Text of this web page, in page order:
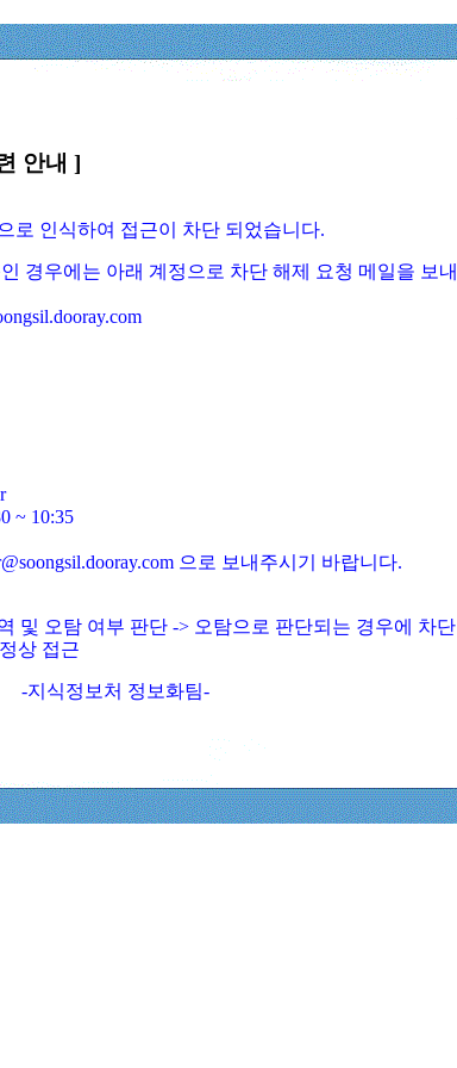
안내 ]
로 인식하여 접근이 차단 되었습니다.
경우에는 아래 계정으로 차단 해제 요청 메일을 보내
~ 10:35
으로 보내주시기 바랍니다.
및 오탐 여부 판단 -> 오탐으로 판단되는 경우에 차단
상 접근
-지식정보처 정보화팀-